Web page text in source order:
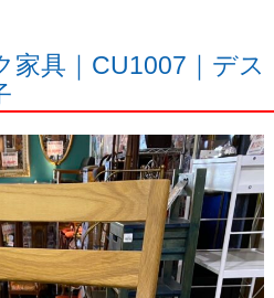
家具｜CU1007｜デス